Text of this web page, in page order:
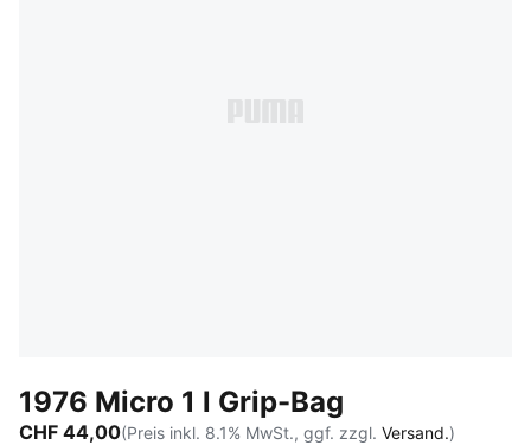
1976 Micro 1 l Grip-Bag
CHF 44,00(Preis inkl. 8.1% MwSt., ggf. zzgl. Versand.)